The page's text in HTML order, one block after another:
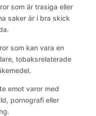
som är trasiga eller
saker är i bra skick
som kan vara en
tobaksrelaterade
emot varor med
pornografi eller